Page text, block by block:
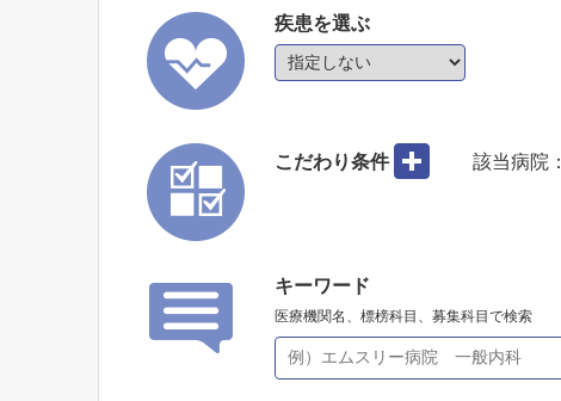
疾患を選ぶ
こだわり条件 該当病院：
キーワード
医療機関名、標榜科目、募集科目で検索